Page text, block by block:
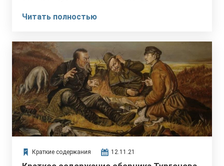
Читать полностью
Краткие содержания 12.11.21